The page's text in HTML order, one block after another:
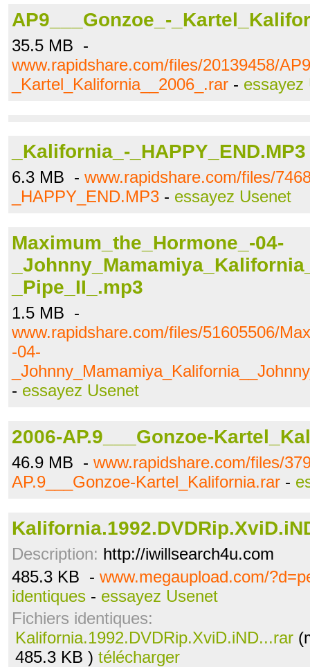
AP9___Gonzoe_-
35.5 MB -
www.rapidshare.com/files/20139458/
_Kartel_Kalifornia__2006_.rar - essayez
_Kalifornia_-_HAPPY_END.MP3
6.3 MB - www.rapidshare.com/files/
_HAPPY_END.MP3 - essayez Usenet
Maximum_the_Hormone_-04-
_Pipe_II_.mp3
1.5 MB -
www.rapidshare.com/files/51605506/
-04-
- essayez Usenet
2006-AP.9___Gonzoe-
46.9 MB - www.rapidshare.com/files/
AP.9___Gonzoe-Kartel_Kalifornia.rar -
Description: http://iwillsearch4u.com
485.3 KB - www.megaupload.com/
identiques - essayez Usenet
Fichiers identiques:
Kalifornia.1992.DVDRip.XviD.iND...rar
485.3 KB ) télécharger